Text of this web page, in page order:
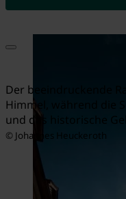
Der beeindruckende
Himmel, während die
und das historische
© Johannes Heuckeroth